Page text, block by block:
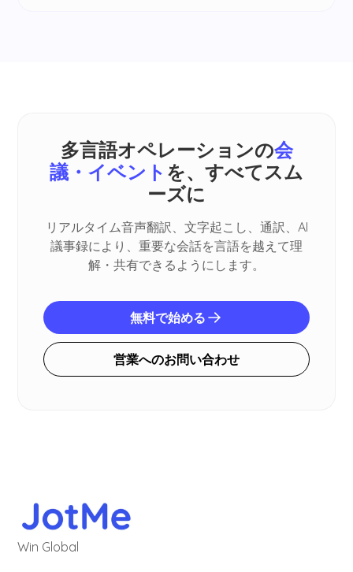
多言語オペレーションの会
議・イベント を、すべてスム
ーズに
リアルタイム音声翻訳、文字起こし、通訳、AI
議事録により、重要な会話を言語を越えて理
解・共有できるようにします。
無料で始める
営業へのお問い合わせ
Win Global